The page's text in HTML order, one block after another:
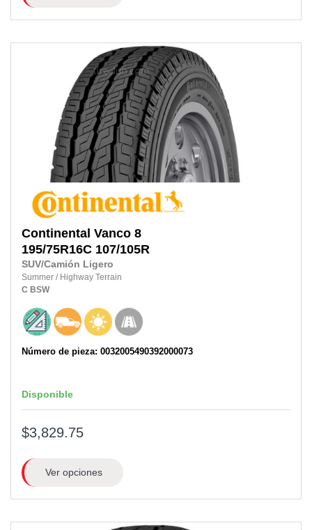
Continental Vanco 8
195/75R16C 107/105R
SUV/Camión Ligero
Summer / Highway Terrain
C BSW
Número de pieza: 0032005490392000073
Disponible
$3,829.75
Ver opciones